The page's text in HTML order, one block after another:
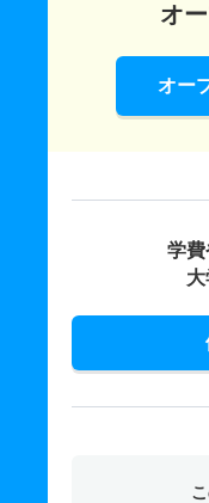
オ
オー
学費